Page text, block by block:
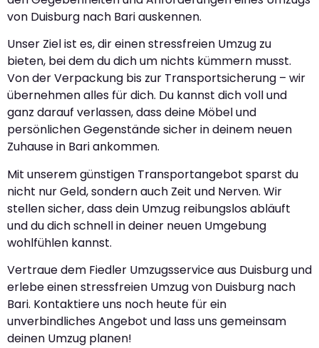
von Duisburg nach Bari auskennen.
Unser Ziel ist es, dir einen stressfreien Umzug zu
bieten, bei dem du dich um nichts kümmern musst.
Von der Verpackung bis zur Transportsicherung – wir
übernehmen alles für dich. Du kannst dich voll und
ganz darauf verlassen, dass deine Möbel und
persönlichen Gegenstände sicher in deinem neuen
Zuhause in Bari ankommen.
Mit unserem günstigen Transportangebot sparst du
nicht nur Geld, sondern auch Zeit und Nerven. Wir
stellen sicher, dass dein Umzug reibungslos abläuft
und du dich schnell in deiner neuen Umgebung
wohlfühlen kannst.
Vertraue dem Fiedler Umzugsservice aus Duisburg und
erlebe einen stressfreien Umzug von Duisburg nach
Bari. Kontaktiere uns noch heute für ein
unverbindliches Angebot und lass uns gemeinsam
deinen Umzug planen!